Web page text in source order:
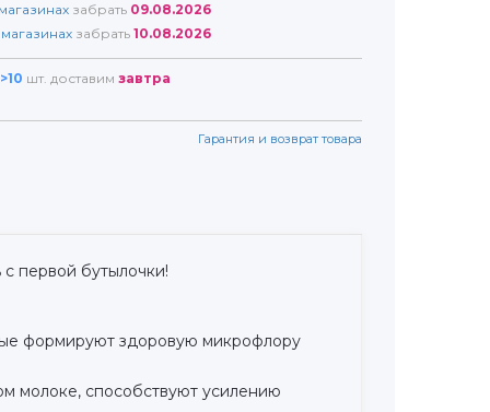
магазинах забрать 09.08.2026
магазинах забрать 10.08.2026
>10 шт. доставим завтра
Гарантия и возврат товара
первой бутылочки!
формируют здоровую микрофлору
молоке, способствуют усилению